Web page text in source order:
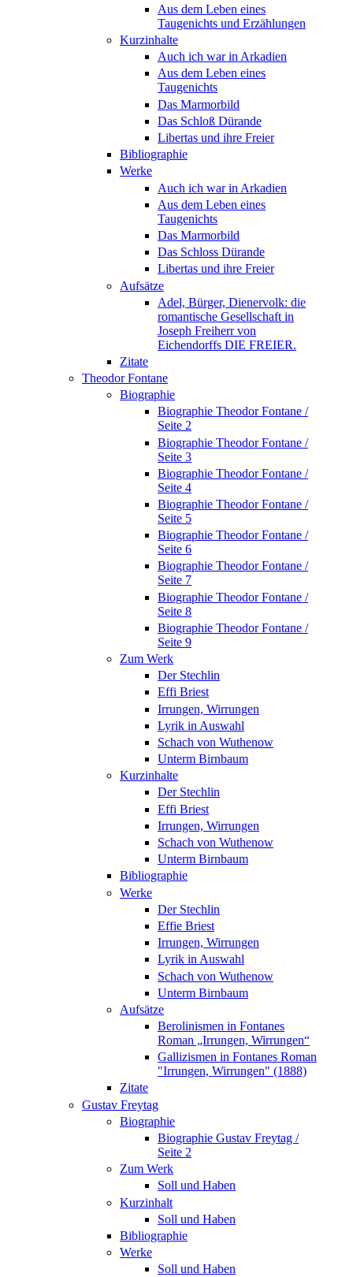
Aus dem Leben eines
Taugenichts und Erzählungen
Kurzinhalte
Auch ich war in Arkadien
Aus dem Leben eines
Taugenichts
Das Marmorbild
Das Schloß Dürande
Libertas und ihre Freier
Bibliographie
Werke
Auch ich war in Arkadien
Aus dem Leben eines
Taugenichts
Das Marmorbild
Das Schloss Dürande
Libertas und ihre Freier
Aufsätze
Adel, Bürger, Dienervolk: die
romantische Gesellschaft in
Joseph Freiherr von
Eichendorffs DIE FREIER.
Zitate
Theodor Fontane
Biographie
Biographie Theodor Fontane /
Seite 2
Biographie Theodor Fontane /
Seite 3
Biographie Theodor Fontane /
Seite 4
Biographie Theodor Fontane /
Seite 5
Biographie Theodor Fontane /
Seite 6
Biographie Theodor Fontane /
Seite 7
Biographie Theodor Fontane /
Seite 8
Biographie Theodor Fontane /
Seite 9
Zum Werk
Der Stechlin
Effi Briest
Irrungen, Wirrungen
Lyrik in Auswahl
Schach von Wuthenow
Unterm Birnbaum
Kurzinhalte
Der Stechlin
Effi Briest
Irrungen, Wirrungen
Schach von Wuthenow
Unterm Birnbaum
Bibliographie
Werke
Der Stechlin
Effie Briest
Irrungen, Wirrungen
Lyrik in Auswahl
Schach von Wuthenow
Unterm Birnbaum
Aufsätze
Berolinismen in Fontanes
Roman „Irrungen, Wirrungen“
Gallizismen in Fontanes Roman
"Irrungen, Wirrungen" (1888)
Zitate
Gustav Freytag
Biographie
Biographie Gustav Freytag /
Seite 2
Zum Werk
Soll und Haben
Kurzinhalt
Soll und Haben
Bibliographie
Werke
Soll und Haben